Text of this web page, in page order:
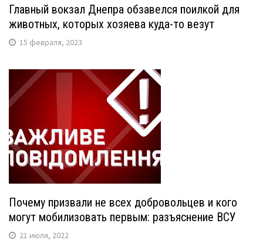
Главный вокзал Днепра обзавелся поилкой для
животных, которых хозяева куда-то везут
15 февраля, 2023
Почему призвали не всех добровольцев и кого
могут мобилизовать первым: разъяснение ВСУ
21 июля, 2022